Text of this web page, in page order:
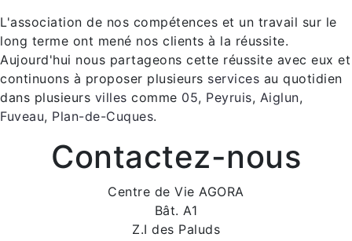
L'association de nos compétences et un travail sur le
long terme ont mené nos clients à la réussite.
Aujourd'hui nous partageons cette réussite avec eux et
continuons à proposer plusieurs services au quotidien
dans plusieurs villes comme 05, Peyruis, Aiglun,
Fuveau, Plan-de-Cuques.
Contactez-nous
Centre de Vie AGORA
Bât. A1
Z.I des Paluds